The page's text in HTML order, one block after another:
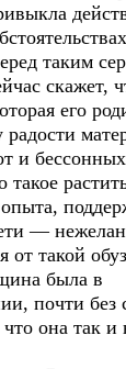
таким
скажет,
его
и
—
от такой
была в
почти без
она так и